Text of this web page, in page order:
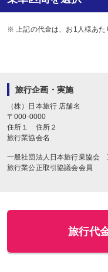
※ 上記の代金は、お1人様あた
旅行企画・実施
（株）日本旅行 店舗名
〒000-0000
住所１
住所２
旅行業協会名
一般社団法人日本旅行業協会
旅行業公正取引協議会会員